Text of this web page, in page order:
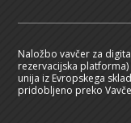
Naložbo vavčer za
rezervacijska
unija iz Evropskega
pridobljeno preko